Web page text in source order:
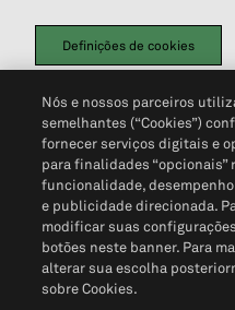
Definições de cookies
Política de PrivacidadePortal de
Não Venda Minhas Informações
Nós e nossos parceiros
semelhantes (“Cookies”)
fornecer serviços digitais e
para finalidades “opcionais”
funcionalidade,
e publicidade direcionada.
modificar suas
botões neste banner. Para
alterar sua escolha
sobre Cookies.